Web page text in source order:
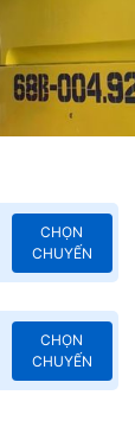
CHỌN
CHUYẾN
CHỌN
CHUYẾN